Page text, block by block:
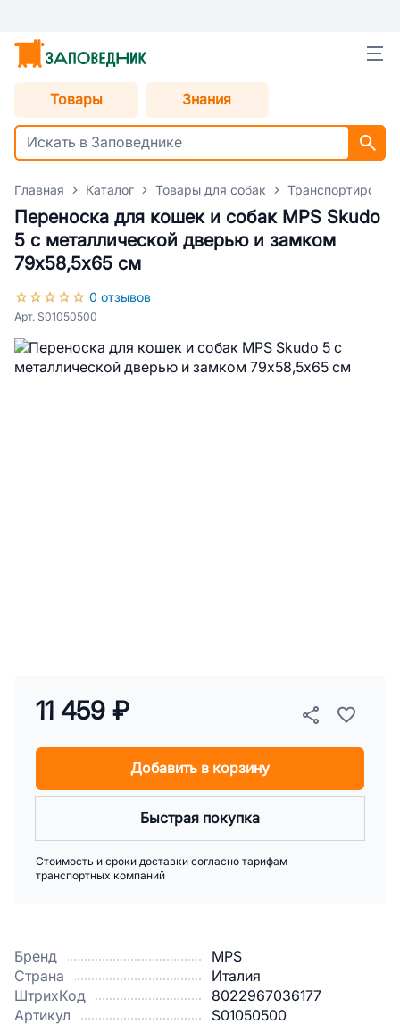
Товары Знания
Главная Каталог Товары для собак Транспортировка
Переноска для кошек и собак MPS Skudo
5 с металлической дверью и замком
79х58,5х65 см
0 отзывов
Арт. S01050500
Бренд
MPS
Страна
Италия
ШтрихКод
8022967036177
Артикул
S01050500
11 459 ₽
Добавить в корзину
Быстрая покупка
Стоимость и сроки доставки согласно тарифам
транспортных компаний